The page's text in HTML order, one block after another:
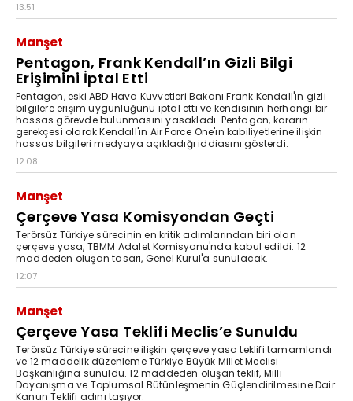
13:51
Manşet
Pentagon, Frank Kendall’ın Gizli Bilgi
Erişimini İptal Etti
Pentagon, eski ABD Hava Kuvvetleri Bakanı Frank Kendall'ın gizli
bilgilere erişim uygunluğunu iptal etti ve kendisinin herhangi bir
hassas görevde bulunmasını yasakladı. Pentagon, kararın
gerekçesi olarak Kendall'ın Air Force One'ın kabiliyetlerine ilişkin
hassas bilgileri medyaya açıkladığı iddiasını gösterdi.
12:08
Manşet
Çerçeve Yasa Komisyondan Geçti
Terörsüz Türkiye sürecinin en kritik adımlarından biri olan
çerçeve yasa, TBMM Adalet Komisyonu'nda kabul edildi. 12
maddeden oluşan tasarı, Genel Kurul'a sunulacak.
12:07
Manşet
Çerçeve Yasa Teklifi Meclis’e Sunuldu
Terörsüz Türkiye sürecine ilişkin çerçeve yasa teklifi tamamlandı
ve 12 maddelik düzenleme Türkiye Büyük Millet Meclisi
Başkanlığına sunuldu. 12 maddeden oluşan teklif, Milli
Dayanışma ve Toplumsal Bütünleşmenin Güçlendirilmesine Dair
Kanun Teklifi adını taşıyor.